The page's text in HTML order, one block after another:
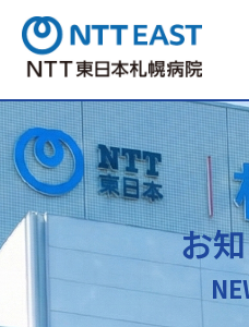
当院について
ご来院される方へ
診療科・部門
お